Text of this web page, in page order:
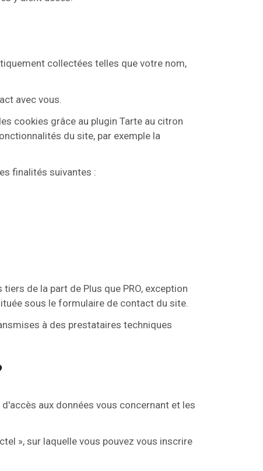
collectées telles que votre nom,
avec vous.
cookies grâce au plugin Tarte au citron
du site, par exemple la
finalités suivantes :
de la part de Plus que PRO, exception
sous le formulaire de contact du site.
à des prestataires techniques
aux données vous concernant et les
», sur laquelle vous pouvez vous inscrire